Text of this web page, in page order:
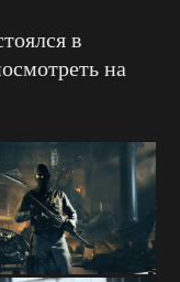
в
на